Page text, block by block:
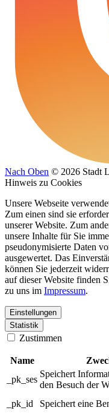
Nach Oben © 2026 Stadt
Hinweis zu Cookies
Unsere Webseite
Zum einen sind sie
unserer Website. Zum
unsere Inhalte für Sie
pseudonymisierte Daten
ausgewertet. Das
können Sie jederzeit
auf dieser Website finden
zu uns im Impressum.
Einstellungen
Statistik
Zustimmen
Name
_pk_ses
Speichert
den Besuch der
_pk_id Speichert eine